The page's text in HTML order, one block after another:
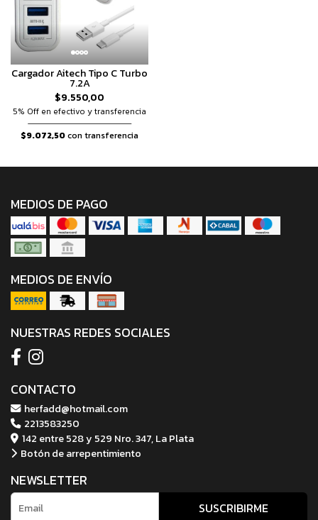
Cargador Aitech Tipo C Turbo
7.2A
$9.550,00
5% Off en efectivo y transferencia
$9.072,50con transferencia
MEDIOS DE PAGO
MEDIOS DE ENVÍO
NUESTRAS REDES SOCIALES
CONTACTO
herfadd@hotmail.com
2213583250
142 entre 528 y 529 Nro. 347, La Plata
Botón de arrepentimiento
NEWSLETTER
SUSCRIBIRME